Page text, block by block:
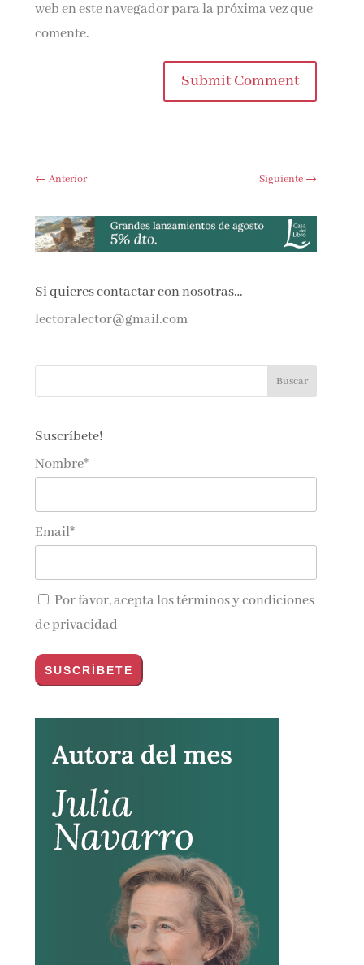
web en este navegador para la próxima vez que
comente.
Submit Comment
←Anterior Siguiente→
Si quieres contactar con nosotras…
lectoralector@gmail.com
Suscríbete!
Nombre*
Email*
Por favor, acepta lostérminos y condiciones
de privacidad